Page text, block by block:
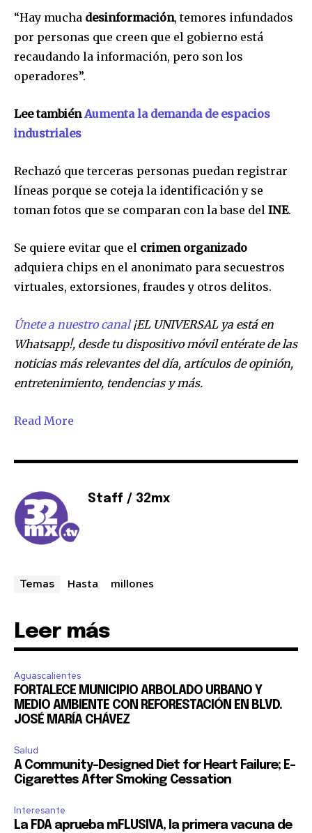
“Hay mucha desinformación, temores infundados
por personas que creen que el gobierno está
recaudando la información, pero son los
operadores”.
Lee tambiénAumenta la demanda de espacios
industriales
Rechazó que terceras personas puedan registrar
líneas porque se coteja la identificación y se
toman fotos que se comparan con la base del INE.
Se quiere evitar que el crimen organizado
adquiera chips en el anonimato para secuestros
virtuales, extorsiones, fraudes y otros delitos.
Únete a nuestro canal¡EL UNIVERSAL ya está en
Whatsapp!, desde tu dispositivo móvil entérate de las
noticias más relevantes del día, artículos de opinión,
entretenimiento, tendencias y más.
Read More
Staff / 32mx
Temas Hasta millones
Leer más
Aguascalientes
FORTALECE MUNICIPIO ARBOLADO URBANO Y
MEDIO AMBIENTE CON REFORESTACIÓN EN BLVD.
JOSÉ MARÍA CHÁVEZ
Salud
A Community-Designed Diet for Heart Failure; E-
Cigarettes After Smoking Cessation
Interesante
La FDA aprueba mFLUSIVA, la primera vacuna de